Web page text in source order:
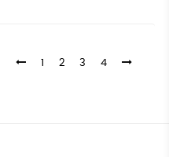
1 2 3 4